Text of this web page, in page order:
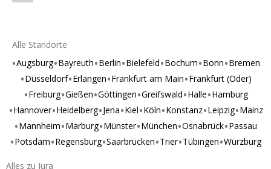
Alle Standorte
Augsburg Bayreuth Berlin Bielefeld Bochum Bonn Bremen
Düsseldorf Erlangen Frankfurt am Main Frankfurt (Oder)
Freiburg Gießen Göttingen Greifswald Halle Hamburg
Hannover Heidelberg Jena Kiel Köln Konstanz Leipzig Mainz
Mannheim Marburg Münster München Osnabrück Passau
Potsdam Regensburg Saarbrücken Trier Tübingen Würzburg
Alles zu Jura